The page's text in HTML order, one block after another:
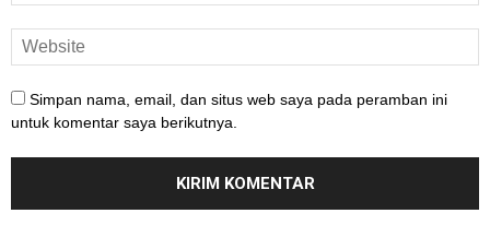
Simpan nama, email, dan situs web saya pada peramban ini
untuk komentar saya berikutnya.